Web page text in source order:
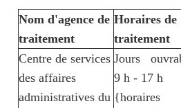
Nom d'agence de
traitement
Horaires
traitement
Centre de services
des affaires
administratives du
Jours
9 h - 17 h
{horaires